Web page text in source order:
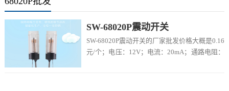
SW-68020P震动开关
SW-68020P震动开关的厂家批发价格大概是0.16
元/个；电压：12V；电流：20mA；通路电阻：